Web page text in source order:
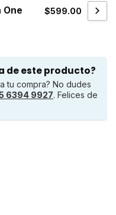
One $599.00
de este producto?
tu compra? No dudes
6394 9927. Felices de